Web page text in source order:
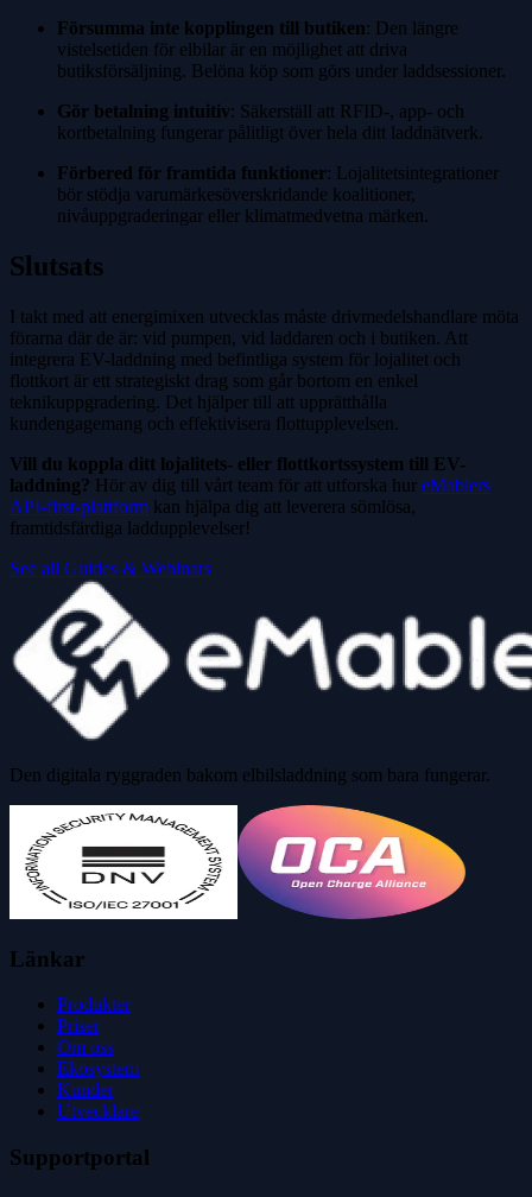
Försumma inte kopplingen till butiken: Den längre
vistelsetiden för elbilar är en möjlighet att driva
butiksförsäljning. Belöna köp som görs under laddsessioner.
Gör betalning intuitiv: Säkerställ att RFID-, app- och
kortbetalning fungerar pålitligt över hela ditt laddnätverk.
Förbered för framtida funktioner: Lojalitetsintegrationer
bör stödja varumärkesöverskridande koalitioner,
nivåuppgraderingar eller klimatmedvetna märken.
Slutsats
I takt med att energimixen utvecklas måste drivmedelshandlare möta
förarna där de är: vid pumpen, vid laddaren och i butiken. Att
integrera EV-laddning med befintliga system för lojalitet och
flottkort är ett strategiskt drag som går bortom en enkel
teknikuppgradering. Det hjälper till att upprätthålla
kundengagemang och effektivisera flottupplevelsen.
Vill du koppla ditt lojalitets- eller flottkortssystem till EV-
laddning? Hör av dig till vårt team för att utforska hur eMablers
API-first-plattform kan hjälpa dig att leverera sömlösa,
framtidsfärdiga laddupplevelser!
See all Guides & Webinars
Den digitala ryggraden bakom elbilsladdning som bara fungerar.
Länkar
Produkter
Priser
Om oss
Ekosystem
Kunder
Utvecklare
Supportportal